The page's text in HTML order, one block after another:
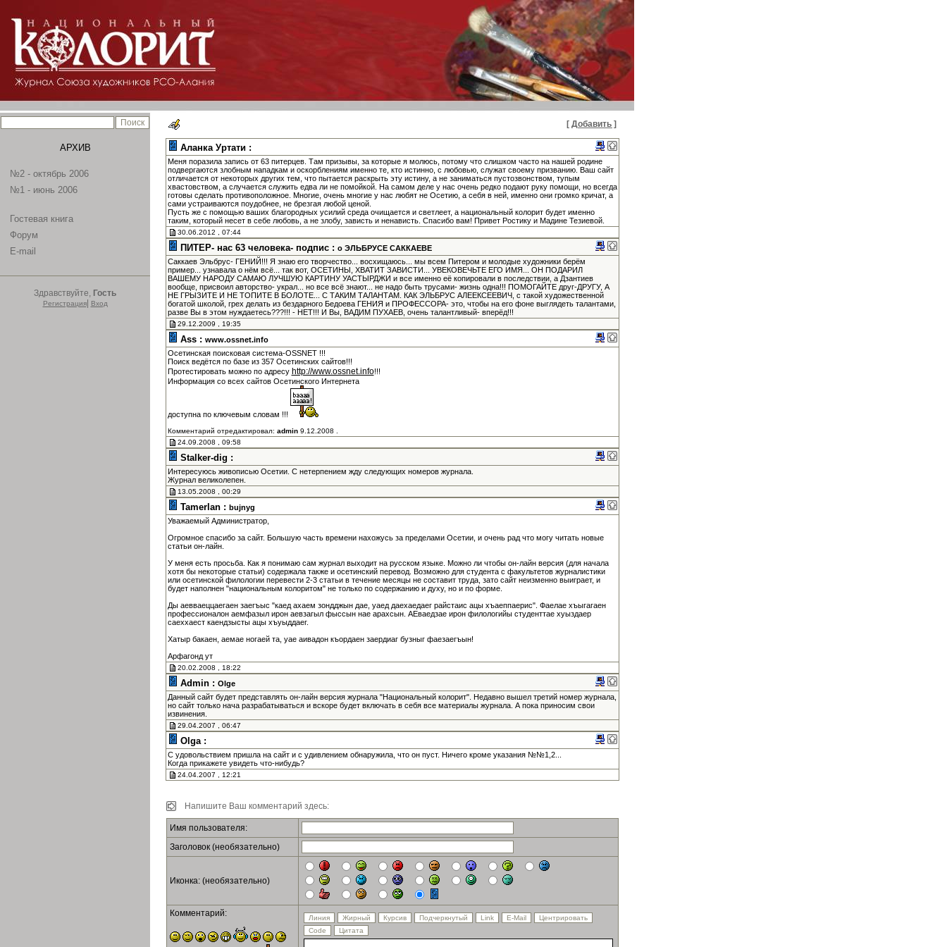
АРХИВ
№2 - октябрь 2006
№1 - июнь 2006
Гостевая книга
Форум
E-mail
Здравствуйте, Гость
Регистрация| Вход
[ Добавить ]
Аланка Уртати :
Меня поразила запись от 63 питерцев. Там призывы, за которые я молюсь, потому что слишком часто на нашей родине
подвергаются злобным нападкам и оскорблениям именно те, кто истинно, с любовью, служат своему призванию. Ваш сайт
отличается от некоторых других тем, что пытается раскрыть эту истину, а не заниматься пустозвонством, тупым
хвастовством, а случается служить едва ли не помойкой. На самом деле у нас очень редко подают руку помощи, но всегда
готовы сделать противоположное. Многие, очень многие у нас любят не Осетию, а себя в ней, именно они громко кричат, а
сами устраиваются поудобнее, не брезгая любой ценой.
Пусть же с помощью ваших благородных усилий среда очищается и светлеет, а национальный колорит будет именно
таким, который несет в себе любовь, а не злобу, зависть и ненависть. Спасибо вам! Привет Ростику и Мадине Тезиевой.
30.06.2012 , 07:44
ПИТЕР- нас 63 человека- подпис : о ЭЛЬБРУСЕ САККАЕВЕ
Саккаев Эльбрус- ГЕНИЙ!!! Я знаю его творчество... восхищаюсь... мы всем Питером и молодые художники берём
пример... узнавала о нём всё... так вот, ОСЕТИНЫ, ХВАТИТ ЗАВИСТИ... УВЕКОВЕЧЬТЕ ЕГО ИМЯ... ОН ПОДАРИЛ
ВАШЕМУ НАРОДУ САМАЮ ЛУЧШУЮ КАРТИНУ УАСТЫРДЖИ и все именно её копировали в последствии, а Дзантиев
вообще, присвоил авторство- украл... но все всё знают... не надо быть трусами- жизнь одна!!! ПОМОГАЙТЕ друг-ДРУГУ, А
НЕ ГРЫЗИТЕ И НЕ ТОПИТЕ В БОЛОТЕ... С ТАКИМ ТАЛАНТАМ. КАК ЭЛЬБРУС АЛЕЕКСЕЕВИЧ, с такой художественной
богатой школой, грех делать из бездарного Бедоева ГЕНИЯ и ПРОФЕССОРА- это, чтобы на его фоне выглядеть талантами,
разве Вы в этом нуждаетесь???!!! - НЕТ!!! И Вы, ВАДИМ ПУХАЕВ, очень талантливый- вперёд!!!
29.12.2009 , 19:35
Ass : www.ossnet.info
Осетинская поисковая система-OSSNET !!!
Поиск ведётся по базе из 357 Осетинских сайтов!!!
Протестировать можно по адресу http://www.ossnet.info!!!
Информация со всех сайтов Осетинского Интернета
доступна по ключевым словам !!!
Комментарий отредактировал: admin9.12.2008 .
24.09.2008 , 09:58
Stalker-dig :
Интересуюсь живописью Осетии. С нетерпением жду следующих номеров журнала.
Журнал великолепен.
13.05.2008 , 00:29
Tamerlan : bujnyg
Уважаемый Администратор,
Огромное спасибо за сайт. Большую часть времени нахожусь за пределами Осетии, и очень рад что могу читать новые
статьи он-лайн.
У меня есть просьба. Как я понимаю сам журнал выходит на русском языке. Можно ли чтобы он-лайн версия (для начала
хотя бы некоторые статьи) содержала также и осетинский перевод. Возможно для студента с факультетов журналистики
или осетинской филологии перевести 2-3 статьи в течение месяцы не составит труда, зато сайт неизменно выиграет, и
будет наполнен "национальным колоритом" не только по содержанию и духу, но и по форме.
Ды аевваеццаегаен заегъыс "каед ахаем зондджын дае, уаед даехаедаег райстаис ацы хъаеппаерис". Фаелае хъыгагаен
профессионалон аемфазыл ирон аевзагыл фыссын нае арахсын. АЕваедзае ирон филологийы студенттае хуыздаер
саеххаест каендзысты ацы хъуыддаег.
Хатыр бакаен, аемае ногаей та, уае аивадон къордаен заердиаг бузныг фаезаегъын!
Арфагонд ут
20.02.2008 , 18:22
Admin : Olge
Данный сайт будет представлять он-лайн версия журнала "Национальный колорит". Недавно вышел третий номер журнала,
но сайт только нача разрабатываться и вскоре будет включать в себя все материалы журнала. А пока приносим свои
извинения.
29.04.2007 , 06:47
Olga :
С удовольствием пришла на сайт и с удивлением обнаружила, что он пуст. Ничего кроме указания №№1,2...
Когда прикажете увидеть что-нибудь?
24.04.2007 , 12:21
Напишите Ваш комментарий здесь:
Имя пользователя:
Заголовок (необязательно)
Иконка: (необязательно)
Комментарий: